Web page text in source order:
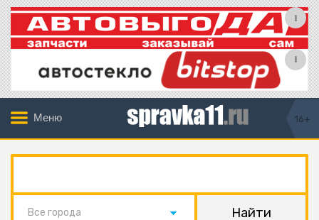
Меню 16+
Все города